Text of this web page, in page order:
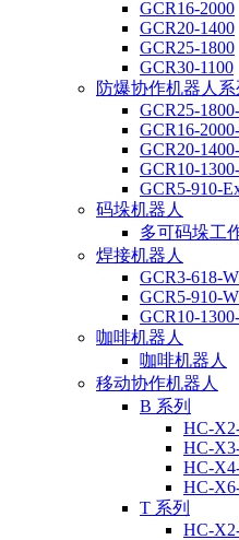
GCR16-2000
GCR20-1400
GCR25-1800
GCR30-1100
防爆协作机器人系
GCR25-
GCR16-
GCR20-
GCR10-
GCR5-910-
码垛机器人
多可码垛工
焊接机器人
GCR3-618-W
GCR5-910-W
GCR10-
咖啡机器人
咖啡机器人
移动协作机器人
B 系列
HC-
HC-
HC-
HC-
T 系列
HC-